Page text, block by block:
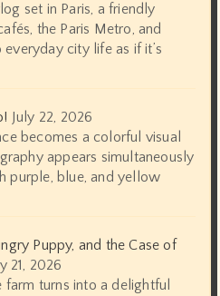
set in Paris, a friendly
the Paris Metro, and
city life as if it’s
July 22, 2026
becomes a colorful visual
appears simultaneously
purple, blue, and yellow
Puppy, and the Case of
21, 2026
turns into a delightful